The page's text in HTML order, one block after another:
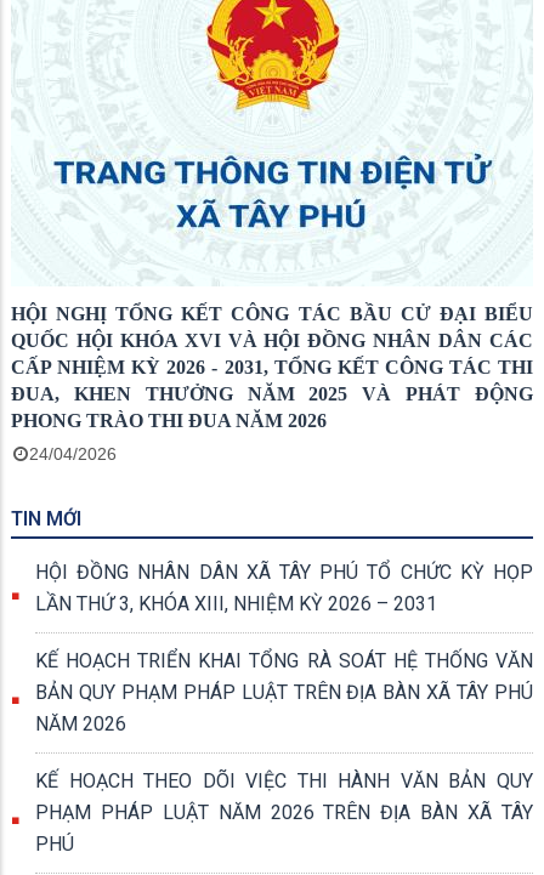
HỘI NGHỊ TỔNG KẾT CÔNG TÁC BẦU CỬ ĐẠI BIỂU
QUỐC HỘI KHÓA XVI VÀ HỘI ĐỒNG NHÂN DÂN CÁC
CẤP NHIỆM KỲ 2026 - 2031, TỔNG KẾT CÔNG TÁC THI
ĐUA, KHEN THƯỞNG NĂM 2025 VÀ PHÁT ĐỘNG
PHONG TRÀO THI ĐUA NĂM 2026
24/04/2026
TIN MỚI
HỘI ĐỒNG NHÂN DÂN XÃ TÂY PHÚ TỔ CHỨC KỲ HỌP
LẦN THỨ 3, KHÓA XIII, NHIỆM KỲ 2026 – 2031
KẾ HOẠCH TRIỂN KHAI TỔNG RÀ SOÁT HỆ THỐNG VĂN
BẢN QUY PHẠM PHÁP LUẬT TRÊN ĐỊA BÀN XÃ TÂY PHÚ
NĂM 2026
KẾ HOẠCH THEO DÕI VIỆC THI HÀNH VĂN BẢN QUY
PHẠM PHÁP LUẬT NĂM 2026 TRÊN ĐỊA BÀN XÃ TÂY
PHÚ